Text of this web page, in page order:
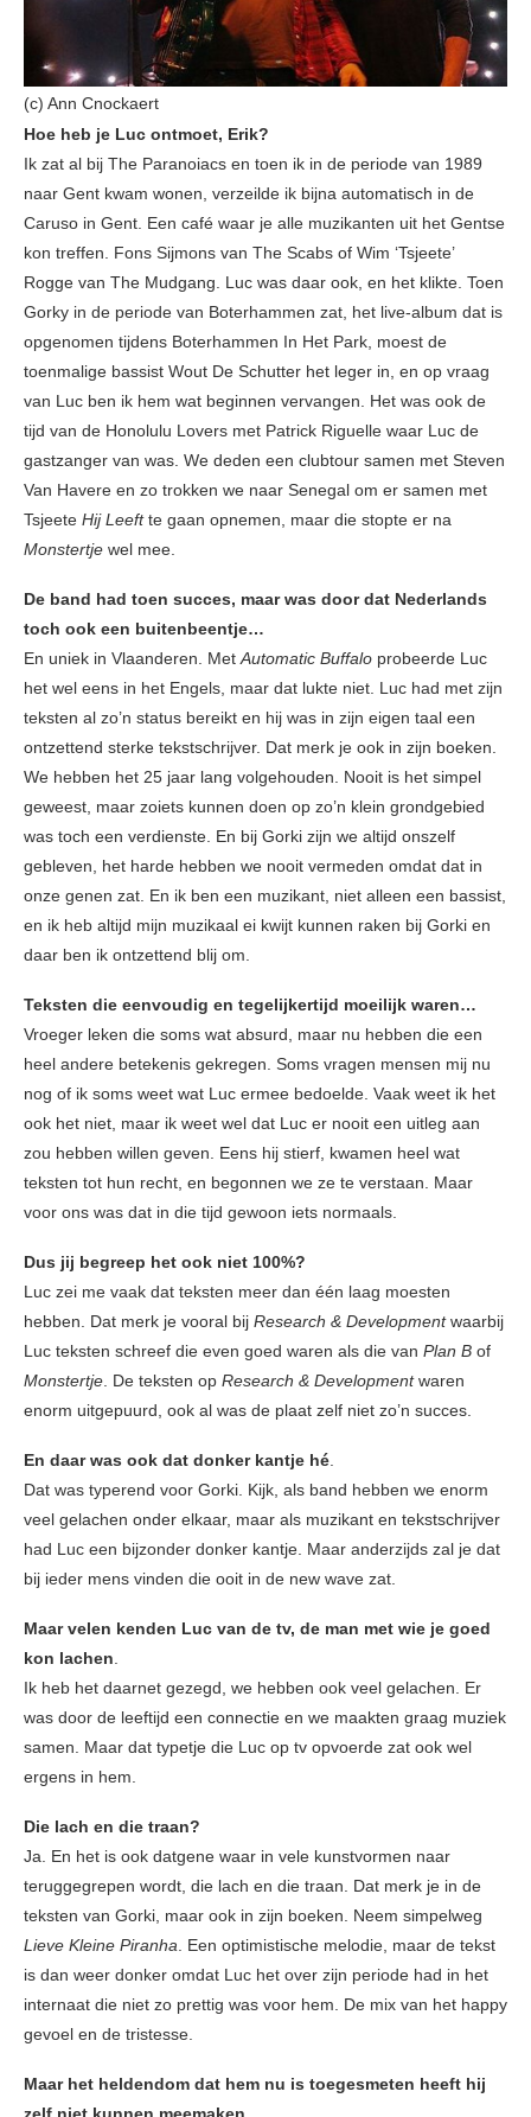
(c) Ann Cnockaert
Hoe heb je Luc ontmoet, Erik?
Ik zat al bij The Paranoiacs en toen ik in de periode van 1989
naar Gent kwam wonen, verzeilde ik bijna automatisch in de
Caruso in Gent. Een café waar je alle muzikanten uit het Gentse
kon treffen. Fons Sijmons van The Scabs of Wim ‘Tsjeete’
Rogge van The Mudgang. Luc was daar ook, en het klikte. Toen
Gorky in de periode van Boterhammen zat, het live-album dat is
opgenomen tijdens Boterhammen In Het Park, moest de
toenmalige bassist Wout De Schutter het leger in, en op vraag
van Luc ben ik hem wat beginnen vervangen. Het was ook de
tijd van de Honolulu Lovers met Patrick Riguelle waar Luc de
gastzanger van was. We deden een clubtour samen met Steven
Van Havere en zo trokken we naar Senegal om er samen met
Tsjeete Hij Leeftte gaan opnemen, maar die stopte er na
Monstertje wel mee.
De band had toen succes, maar was door dat Nederlands
toch ook een buitenbeentje…
En uniek in Vlaanderen. MetAutomatic Buffalo probeerde Luc
het wel eens in het Engels, maar dat lukte niet. Luc had met zijn
teksten al zo’n status bereikt en hij was in zijn eigen taal een
ontzettend sterke tekstschrijver. Dat merk je ook in zijn boeken.
We hebben het 25 jaar lang volgehouden. Nooit is het simpel
geweest, maar zoiets kunnen doen op zo’n klein grondgebied
was toch een verdienste. En bij Gorki zijn we altijd onszelf
gebleven, het harde hebben we nooit vermeden omdat dat in
onze genen zat. En ik ben een muzikant, niet alleen een bassist,
en ik heb altijd mijn muzikaal ei kwijt kunnen raken bij Gorki en
daar ben ik ontzettend blij om.
Teksten die eenvoudig en tegelijkertijd moeilijk waren…
Vroeger leken die soms wat absurd, maar nu hebben die een
heel andere betekenis gekregen. Soms vragen mensen mij nu
nog of ik soms weet wat Luc ermee bedoelde. Vaak weet ik het
ook het niet, maar ik weet wel dat Luc er nooit een uitleg aan
zou hebben willen geven. Eens hij stierf, kwamen heel wat
teksten tot hun recht, en begonnen we ze te verstaan. Maar
voor ons was dat in die tijd gewoon iets normaals.
Dus jij begreep het ook niet 100%?
Luc zei me vaak dat teksten meer dan één laag moesten
hebben. Dat merk je vooral bij Research & Developmentwaarbij
Luc teksten schreef die even goed waren als die van Plan B of
Monstertje. De teksten op Research & Developmentwaren
enorm uitgepuurd, ook al was de plaat zelf niet zo’n succes.
En daar was ook dat donker kantje hé.
Dat was typerend voor Gorki. Kijk, als band hebben we enorm
veel gelachen onder elkaar, maar als muzikant en tekstschrijver
had Luc een bijzonder donker kantje. Maar anderzijds zal je dat
bij ieder mens vinden die ooit in de new wave zat.
Maar velen kenden Luc van de tv, de man met wie je goed
kon lachen.
Ik heb het daarnet gezegd, we hebben ook veel gelachen. Er
was door de leeftijd een connectie en we maakten graag muziek
samen. Maar dat typetje die Luc op tv opvoerde zat ook wel
ergens in hem.
Die lach en die traan?
Ja. En het is ook datgene waar in vele kunstvormen naar
teruggegrepen wordt, die lach en die traan. Dat merk je in de
teksten van Gorki, maar ook in zijn boeken. Neem simpelweg
Lieve Kleine Piranha. Een optimistische melodie, maar de tekst
is dan weer donker omdat Luc het over zijn periode had in het
internaat die niet zo prettig was voor hem. De mix van het happy
gevoel en de tristesse.
Maar het heldendom dat hem nu is toegesmeten heeft hij